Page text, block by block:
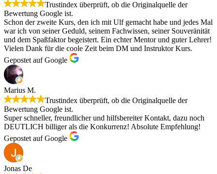
Trustindex überprüft, ob die Originalquelle der
Bewertung Google ist.
Schon der zweite Kurs, den ich mit Ulf gemacht habe und jedes Mal
war ich von seiner Geduld, seinem Fachwissen, seiner Souveränität
und dem Spaßfaktor begeistert. Ein echter Mentor und guter Lehrer!
Vielen Dank für die coole Zeit beim DM und Instruktor Kurs.
Gepostet auf Google
Marius M.
Trustindex überprüft, ob die Originalquelle der
Bewertung Google ist.
Super schneller, freundlicher und hilfsbereiter Kontakt, dazu noch
DEUTLICH billiger als die Konkurrenz! Absolute Empfehlung!
Gepostet auf Google
Jonas De